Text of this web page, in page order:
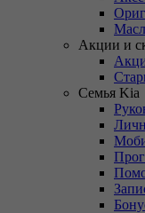
Акции и
Семья Kia